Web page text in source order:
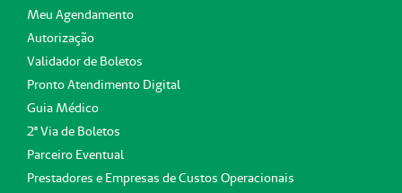
Meu Agendamento
Autorização
Validador de Boletos
Pronto Atendimento Digital
Guia Médico
2ª Via de Boletos
Parceiro Eventual
Prestadores e Empresas de Custos Operacionais